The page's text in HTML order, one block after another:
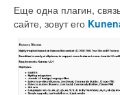
Еще одна плагин,
сайте, зовут его